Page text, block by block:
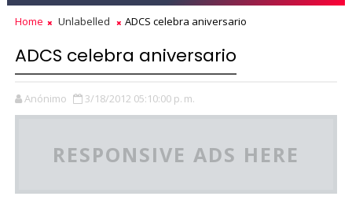
Home Unlabelled ADCS celebra aniversario
ADCS celebra aniversario
Anónimo 3/18/2012 05:10:00 p. m.
RESPONSIVE ADS HERE